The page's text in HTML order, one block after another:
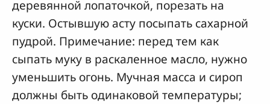
деревянной лопаточкой, порезать на
куски. Остывшую асту посыпать сахарной
пудрой. Примечание: перед тем как
сыпать муку в раскаленное масло, нужно
уменьшить огонь. Мучная масса и сироп
должны быть одинаковой температуры;